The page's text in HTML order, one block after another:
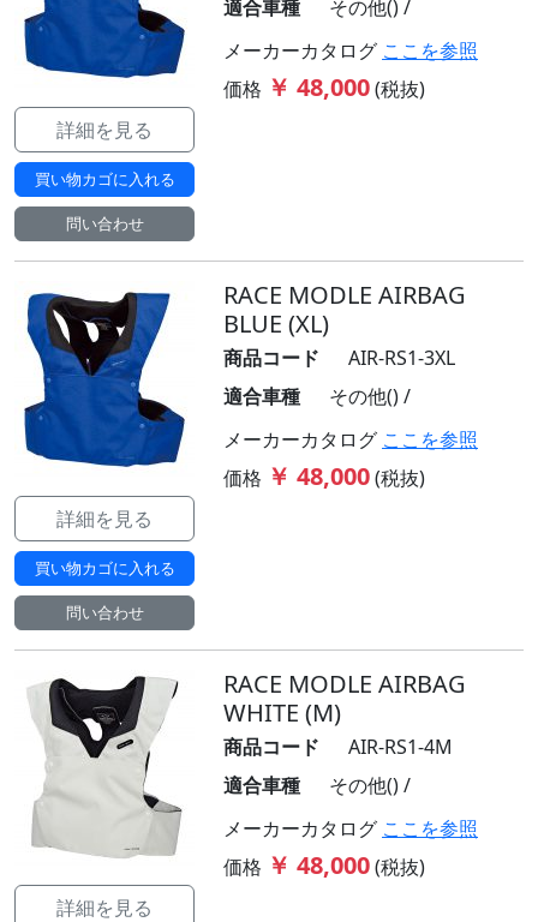
詳細を見る
買い物カゴに入れる
問い合わせ
適合車種
その他() /
メーカーカタログ ここを参照
価格 ￥ 48,000(税抜)
詳細を見る
買い物カゴに入れる
問い合わせ
RACE MODLE AIRBAG
BLUE (XL)
商品コード
AIR-RS1-3XL
適合車種
その他() /
メーカーカタログ ここを参照
価格 ￥ 48,000(税抜)
詳細を見る
RACE MODLE AIRBAG
WHITE (M)
商品コード
AIR-RS1-4M
適合車種
その他() /
メーカーカタログ ここを参照
価格 ￥ 48,000(税抜)